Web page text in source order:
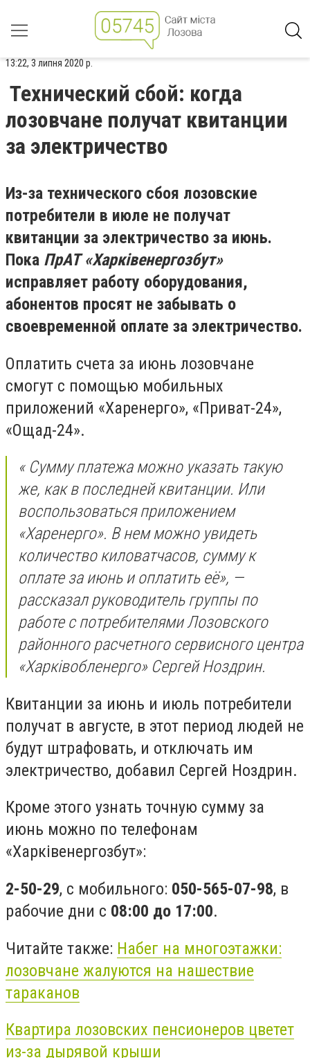
13:22, 3 липня 2020 р.
Технический сбой: когда
лозовчане получат квитанции
за электричество
Из-за технического сбоя лозовские
потребители в июле не получат
квитанции за электричество за июнь.
Пока ПрАТ «Харківенергозбут»
исправляет работу оборудования,
абонентов просят не забывать о
своевременной оплате за электричество.
Оплатить счета за июнь лозовчане
смогут с помощью мобильных
приложений «Харенерго», «Приват-24»,
«Ощад-24».
« Сумму платежа можно указать такую
же, как в последней квитанции. Или
воспользоваться приложением
«Харенерго». В нем можно увидеть
количество киловатчасов, сумму к
оплате за июнь и оплатить её», —
рассказал руководитель группы по
работе с потребителями Лозовского
районного расчетного сервисного центра
«Харківобленерго» Сергей Ноздрин.
Квитанции за июнь и июль потребители
получат в августе, в этот период людей не
будут штрафовать, и отключать им
электричество, добавил Сергей Ноздрин.
Кроме этого узнать точную сумму за
июнь можно по телефонам
«Харківенергозбут»:
2-50-29, с мобильного: 050-565-07-98, в
рабочие дни с 08:00 до 17:00.
Читайте также: Набег на многоэтажки:
лозовчане жалуются на нашествие
тараканов
Квартира лозовских пенсионеров цветет
из-за дырявой крыши